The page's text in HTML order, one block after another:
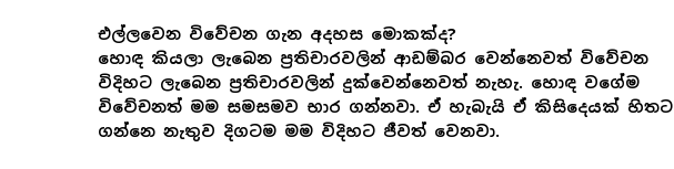
එල්ලවෙන විවේචන ගැන අදහස මොකක්ද?
හොඳ කියලා ලැබෙන ප්‍රතිචාරවලින් ආඩම්බර වෙන්නෙවත් විවේචන
විදිහට ලැබෙන ප්‍රතිචාරවලින් දුක්වෙන්නෙවත් නැහැ. හොඳ වගේම
විවේචනත් මම සමසමව භාර ගන්නවා. ඒ හැබැයි ඒ කිසිදෙයක් හිත⁣ට
ගන්නෙ නැතුව දිගටම මම විදිහට ජීවත් වෙනවා.